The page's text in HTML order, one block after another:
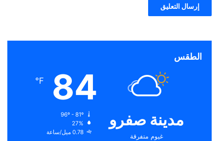
الطقس
مدينة صفرو
غيوم متفرقة
84
℉
27%
0.78 ميل/ساعة